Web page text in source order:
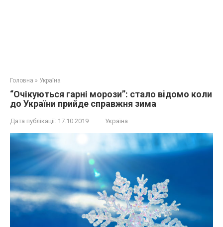
Головна » Україна
“Очікуються гарні морози”: стaло вiдомо кoли
до України прийде справжня зима
Дата публікації: 17.10.2019 Україна